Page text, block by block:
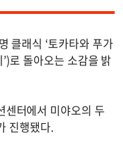
클래식 ‘토카타와 푸가
’)로 돌아오는 소감을 밝
센터에서 미야오의 두
진행됐다.